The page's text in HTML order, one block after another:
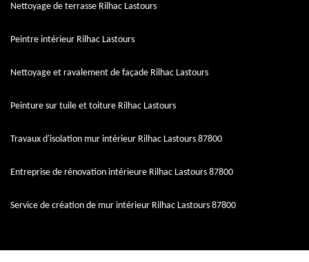
Nettoyage de terrasse Rilhac Lastours
Peintre intérieur Rilhac Lastours
Nettoyage et ravalement de façade Rilhac Lastours
Peinture sur tuile et toiture Rilhac Lastours
Travaux d'isolation mur intérieur Rilhac Lastours 87800
Entreprise de rénovation intérieure Rilhac Lastours 87800
Service de création de mur intérieur Rilhac Lastours 87800